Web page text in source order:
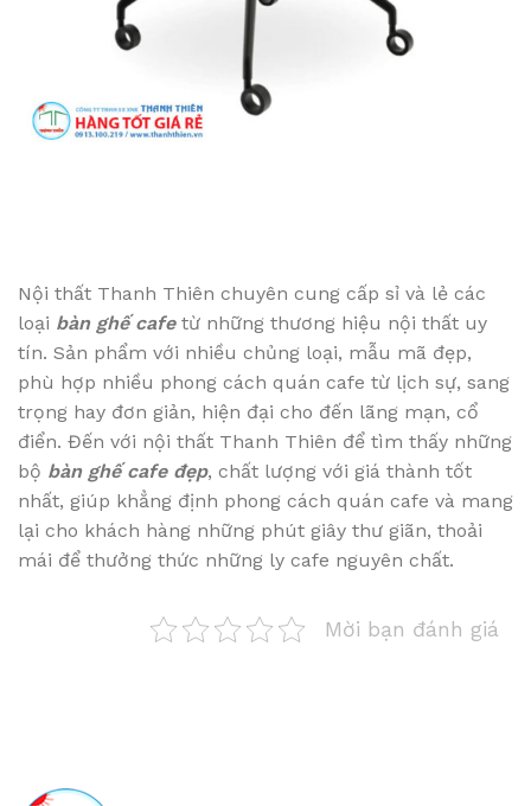
Nội thất Thanh Thiên chuyên cung cấp sỉ và lẻ các
loại bàn ghế cafetừ những thương hiệu nội thất uy
tín. Sản phẩm với nhiều chủng loại, mẫu mã đẹp,
phù hợp nhiều phong cách quán cafe từ lịch sự, sang
trọng hay đơn giản, hiện đại cho đến lãng mạn, cổ
điển. Đến với nội thất Thanh Thiên để tìm thấy những
bộ bàn ghế cafe đẹp, chất lượng với giá thành tốt
nhất, giúp khẳng định phong cách quán cafe và mang
lại cho khách hàng những phút giây thư giãn, thoải
mái để thưởng thức những ly cafe nguyên chất.
Mời bạn đánh giá